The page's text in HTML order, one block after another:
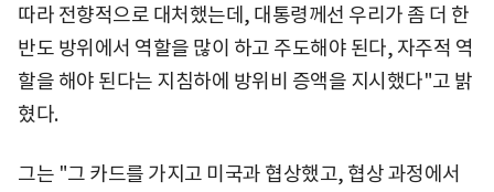
따라 전향적으로 대처했는데, 대통령께선 우리가 좀 더 한
반도 방위에서 역할을 많이 하고 주도해야 된다, 자주적 역
할을 해야 된다는 지침하에 방위비 증액을 지시했다"고 밝
혔다.
그는 "그 카드를 가지고 미국과 협상했고, 협상 과정에서